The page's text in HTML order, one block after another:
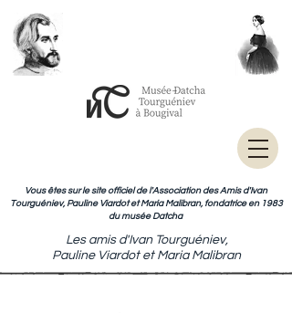
Vous êtes sur le site officiel de l'Association des Amis d'Ivan
Tourguéniev, Pauline Viardot et Maria Malibran, fondatrice en 1983
du musée Datcha
Les amis d'Ivan Tourguéniev,
Pauline Viardot et Maria Malibran